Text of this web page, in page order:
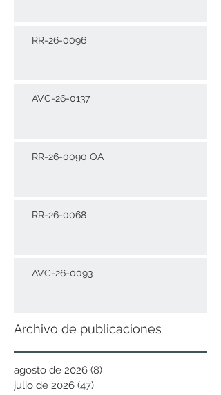
RR-26-0096
AVC-26-0137
RR-26-0090 OA
RR-26-0068
AVC-26-0093
Archivo de publicaciones
agosto de 2026 (8)
julio de 2026 (47)